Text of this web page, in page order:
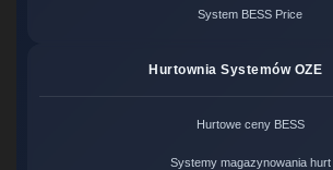
System BESS Price
Hurtownia Systemów OZE
Hurtowe ceny BESS
Systemy magazynowania hurt